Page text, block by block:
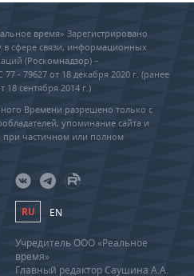
время» Зарегистрировано
сфере связи, информационных
(Роскомнадзор) –
- 79627 от 18 декабря 2020 г. (ранее
18 сентября 2014 г.)
Времени разрешено только с
упоминание сайта и
при частичном или полном
RU EN
Учредитель ООО «Реальное
время»
Главный редактор Саушина А.А.